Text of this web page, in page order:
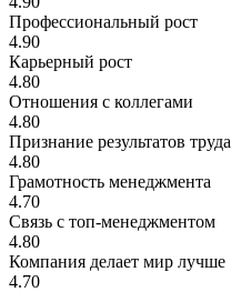
Профессиональный рост
4.90
Карьерный рост
4.80
Отношения с коллегами
4.80
Признание результатов труда
4.80
Грамотность менеджмента
4.70
Связь с топ-менеджментом
4.80
Компания делает мир лучше
4.70